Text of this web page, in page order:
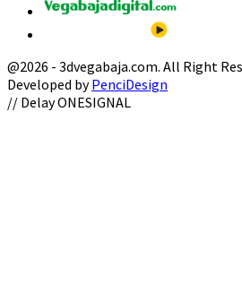
@2026 - 3dvegabaja.com. All Right
Developed byPenciDesign
Facebook
Twitter
Instagram
Youtube
Email
// Delay ONESIGNAL